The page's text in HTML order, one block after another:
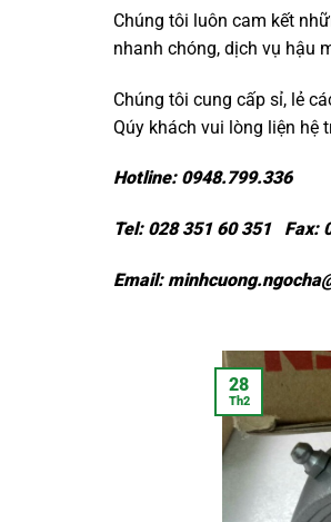
Chúng tôi luôn cam kết
nhanh chóng, dịch vụ hậu
Chúng tôi cung cấp sỉ, lẻ
Qúy khách vui lòng liện hệ
Hotline: 0948.799.336
Tel: 028 351 60 351 Fax:
Email:
28
Th2